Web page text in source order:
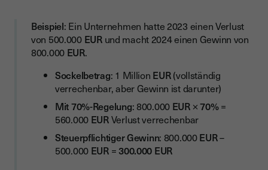
Beispiel: Ein Unternehmen hatte 2023 einen Verlust
von 500.000 EURund macht 2024 einen Gewinn von
800.000 EUR.
Sockelbetrag: 1 Million EUR(vollständig
verrechenbar, aber Gewinn ist darunter)
Mit 70%-Regelung: 800.000 EUR×70%=
560.000 EURVerlust verrechenbar
Steuerpflichtiger Gewinn: 800.000EUR–
500.000 EUR= 300.000 EUR